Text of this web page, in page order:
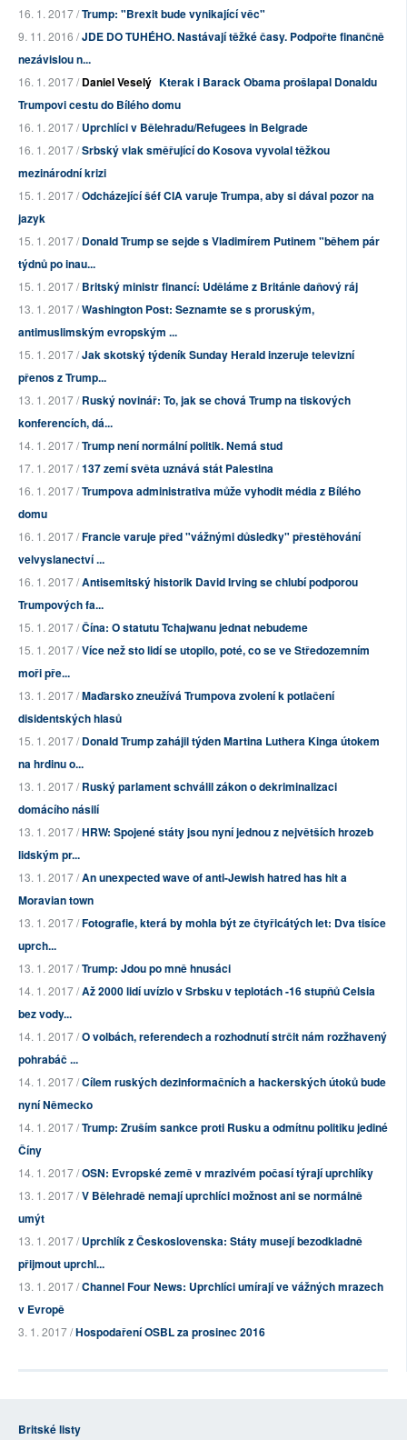
16. 1. 2017 /Trump: "Brexit bude vynikající věc"
9. 11. 2016 /JDE DO TUHÉHO. Nastávají těžké časy. Podpořte finančně
nezávislou n...
16. 1. 2017 /Daniel Veselý Kterak i Barack Obama prošlapal Donaldu
Trumpovi cestu do Bílého domu
16. 1. 2017 /Uprchlíci v Bělehradu/Refugees in Belgrade
16. 1. 2017 /Srbský vlak směřující do Kosova vyvolal těžkou
mezinárodní krizi
15. 1. 2017 /Odcházející šéf CIA varuje Trumpa, aby si dával pozor na
jazyk
15. 1. 2017 /Donald Trump se sejde s Vladimírem Putinem "během pár
týdnů po inau...
15. 1. 2017 /Britský ministr financí: Uděláme z Británie daňový ráj
13. 1. 2017 /Washington Post: Seznamte se s proruským,
antimuslimským evropským ...
15. 1. 2017 /Jak skotský týdeník Sunday Herald inzeruje televizní
přenos z Trump...
13. 1. 2017 /Ruský novinář: To, jak se chová Trump na tiskových
konferencích, dá...
14. 1. 2017 /Trump není normální politik. Nemá stud
17. 1. 2017 /137 zemí světa uznává stát Palestina
16. 1. 2017 /Trumpova administrativa může vyhodit média z Bílého
domu
16. 1. 2017 /Francie varuje před "vážnými důsledky" přestěhování
velvyslanectví ...
16. 1. 2017 /Antisemitský historik David Irving se chlubí podporou
Trumpových fa...
15. 1. 2017 /Čína: O statutu Tchajwanu jednat nebudeme
15. 1. 2017 /Více než sto lidí se utopilo, poté, co se ve Středozemním
moři pře...
13. 1. 2017 /Maďarsko zneužívá Trumpova zvolení k potlačení
disidentských hlasů
15. 1. 2017 /Donald Trump zahájil týden Martina Luthera Kinga útokem
na hrdinu o...
13. 1. 2017 /Ruský parlament schválil zákon o dekriminalizaci
domácího násilí
13. 1. 2017 /HRW: Spojené státy jsou nyní jednou z největších hrozeb
lidským pr...
13. 1. 2017 /An unexpected wave of anti-Jewish hatred has hit a
Moravian town
13. 1. 2017 /Fotografie, která by mohla být ze čtyřicátých let: Dva tisíce
uprch...
13. 1. 2017 /Trump: Jdou po mně hnusáci
14. 1. 2017 /Až 2000 lidí uvízlo v Srbsku v teplotách -16 stupňů Celsia
bez vody...
14. 1. 2017 /O volbách, referendech a rozhodnutí strčit nám rozžhavený
pohrabáč ...
14. 1. 2017 /Cílem ruských dezinformačních a hackerských útoků bude
nyní Německo
14. 1. 2017 /Trump: Zruším sankce proti Rusku a odmítnu politiku jediné
Číny
14. 1. 2017 /OSN: Evropské země v mrazivém počasí týrají uprchlíky
13. 1. 2017 /V Bělehradě nemají uprchlíci možnost ani se normálně
umýt
13. 1. 2017 /Uprchlík z Československa: Státy musejí bezodkladně
přijmout uprchl...
13. 1. 2017 /Channel Four News: Uprchlíci umírají ve vážných mrazech
v Evropě
3. 1. 2017 /Hospodaření OSBL za prosinec 2016
Britské listy